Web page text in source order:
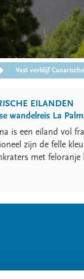
Vast verblijf
EILANDEN
wandelreis La
is een eiland vol
zijn de felle
met feloranje